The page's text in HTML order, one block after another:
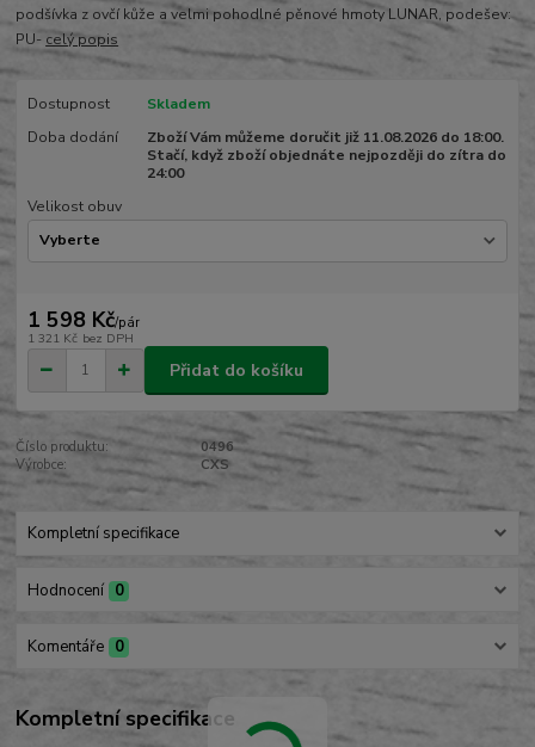
podšívka z ovčí kůže a velmi pohodlné pěnové hmoty LUNAR, podešev:
PU- celý popis
Dostupnost
Skladem
Doba dodání
Zboží Vám můžeme doručit již 11.08.2026 do 18:00.
Stačí, když zboží objednáte nejpozději do zítra do
24:00
Velikost obuv
1 598 Kč/pár
1 321 Kč bez DPH
Přidat do košíku
Číslo produktu:
0496
Výrobce:
CXS
Kompletní specifikace
Hodnocení 0
Komentáře 0
Kompletní specifikace